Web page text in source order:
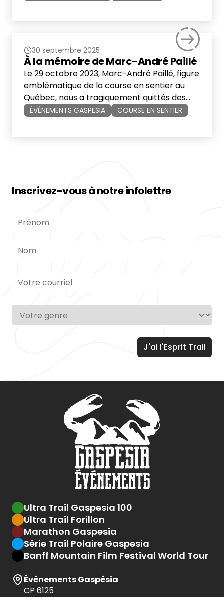
organisées par les […]
30 septembre 2025
À la mémoire de Marc-André Paillé
Le 29 octobre 2023, Marc-André Paillé, figure
emblématique de la course en sentier au
Québec, nous a tragiquement quittés des
suites d’un arrêt cardiaque alors qu’il
ÉVÉNEMENTS GASPESIA COURSE EN SENTIER
Inscrivez-vous à notre infolettre
Ultra Trail Gaspesia 100
Ultra Trail Forillon
Marathon Gaspesia
Série Trail Polaire Gaspesia
Banff Mountain Film Festival World Tour
Événements Gaspésia
CP 6125